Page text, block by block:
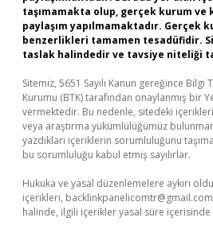
taşımamakta olup, gerçek kurum ve
paylaşım yapılmamaktadır. Gerçek
benzerlikleri tamamen tesadüfidir.
taslak halindedir ve tavsiye niteliği
Sitemiz, 5651 Sayılı Kanun gereğince
Kurumu (BTK) tarafından onaylanmış bir
vermektedir. Bu nedenle, sitedeki
veya araştırma yükümlülüğümüz
yazdıkları içeriklerin sorumluluğunu
bu sorumluluğu kabul etmiş sayılırlar.
Hukuka ve yasal düzenlemelere aykırı
içerikleri, backlinkpanelicomtr@gmail.com
halinde, ilgili içerikler yasal süre içerisinde